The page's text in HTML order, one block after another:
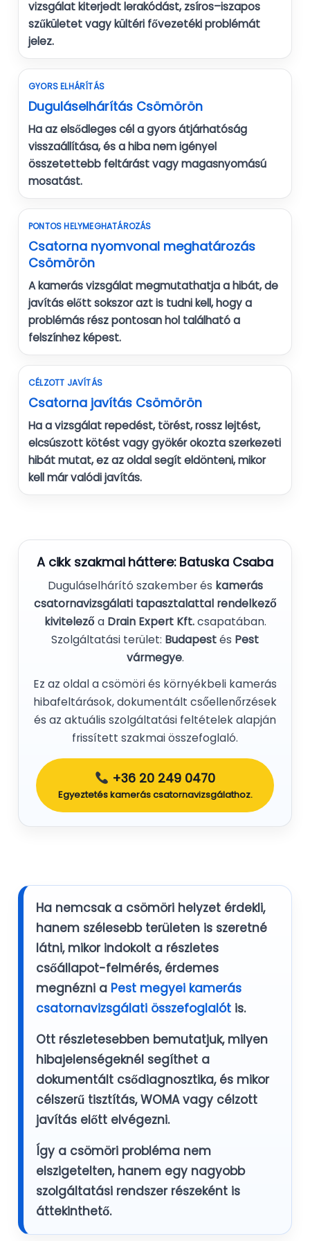
vizsgálat kiterjedt lerakódást, zsíros–iszapos
szűkületet vagy kültéri fővezetéki problémát
jelez.
GYORS ELHÁRÍTÁS
Duguláselhárítás Csömörön
Ha az elsődleges cél a gyors átjárhatóság
visszaállítása, és a hiba nem igényel
összetettebb feltárást vagy magasnyomású
mosatást.
PONTOS HELYMEGHATÁROZÁS
Csatorna nyomvonal meghatározás
Csömörön
A kamerás vizsgálat megmutathatja a hibát, de
javítás előtt sokszor azt is tudni kell, hogy a
problémás rész pontosan hol található a
felszínhez képest.
CÉLZOTT JAVÍTÁS
Csatorna javítás Csömörön
Ha a vizsgálat repedést, törést, rossz lejtést,
elcsúszott kötést vagy gyökér okozta szerkezeti
hibát mutat, ez az oldal segít eldönteni, mikor
kell már valódi javítás.
A cikk szakmai háttere: Batuska Csaba
Duguláselhárító szakember és kamerás
csatornavizsgálati tapasztalattal rendelkező
kivitelezőa Drain Expert Kft.csapatában.
Szolgáltatási terület: Budapestés Pest
vármegye.
Ez az oldal a csömöri és környékbeli kamerás
hibafeltárások, dokumentált csőellenőrzések
és az aktuális szolgáltatási feltételek alapján
frissített szakmai összefoglaló.
+36 20 249 0470
Egyeztetés kamerás csatornavizsgálathoz.
Ha nemcsak a csömöri helyzet érdekli,
hanem szélesebb területen is szeretné
látni, mikor indokolt a részletes
csőállapot-felmérés, érdemes
megnézni a Pest megyei kamerás
csatornavizsgálati összefoglalótis.
Ott részletesebben bemutatjuk, milyen
hibajelenségeknél segíthet a
dokumentált csődiagnosztika, és mikor
célszerű tisztítás, WOMA vagy célzott
javítás előtt elvégezni.
Így a csömöri probléma nem
elszigetelten, hanem egy nagyobb
szolgáltatási rendszer részeként is
áttekinthető.